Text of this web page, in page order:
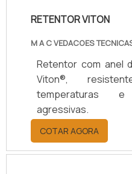
RETENTOR VITON
M A C VEDACOES
Retentor com anel
Viton®,
temperaturas e
agressivas.
COTAR AGORA